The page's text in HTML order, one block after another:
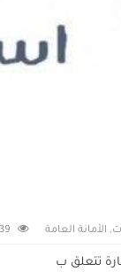
, الأمانة العامة 139
تتعلق ب